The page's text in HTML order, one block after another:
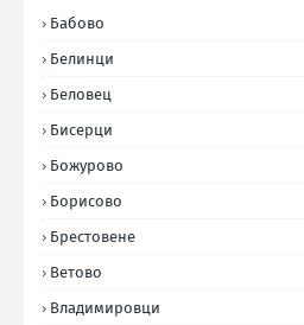
Бабово
Белинци
Беловец
Бисерци
Божурово
Борисово
Брестовене
Ветово
Владимировци